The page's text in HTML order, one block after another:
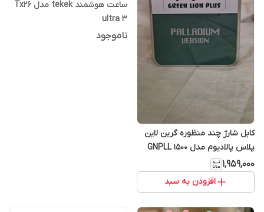
کابل شارژ چند منظوره گرین لاین
پلاس پالادیوم مدل GNPLL 1500
۱٬۹۵۹٬۰۰۰
افزودن به سبد
ساعت هوشمند tekek مدل Tx26
ultra 3
ناموجود